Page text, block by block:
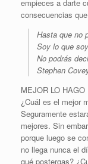
empieces a darte
consecuencias
Hasta que no
Soy lo que
No podrás
Stephen
MEJOR LO HAGO
¿Cuál es el mejor
Seguramente
mejores. Sin
porque luego se
no llega nunca el
qué postergas?